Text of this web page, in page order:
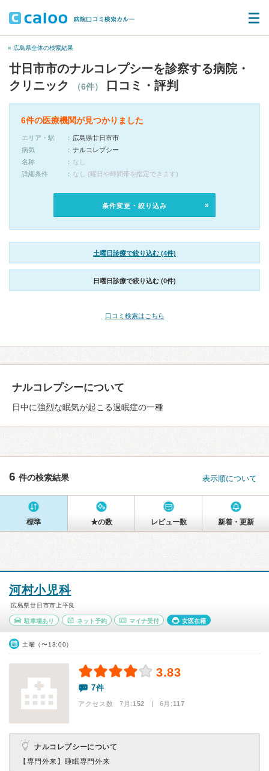
« 広島県全体の検索結果
廿日市市のナルコレプシーを診察する病院・
クリニック
（6件） 口コミ・評判
6件の医療機関が見つかりました
エリア・駅
広島県廿日市市
病気
ナルコレプシー
名称
なし
詳細条件
なし (曜日や時間帯を指定できます)
条件変更・絞り込み
土曜日診療で絞り込む (4件)
日曜日診療で絞り込む (0件)
口コミ検索はこちら
ナルコレプシーについて
日中に強烈な眠気が起こる過眠症の一種
6 件の検索結果 表示順について
標準 ★の数 レビュー数 新着・更新
河村小児科
広島県廿日市市上平良
駐車場あり ネット予約 マイナ受付 女医在籍
土曜（〜13:00）
3.83
7件
アクセス数 7月:152 | 6月:117
ナルコレプシーについて
【専門外来】 睡眠専門外来